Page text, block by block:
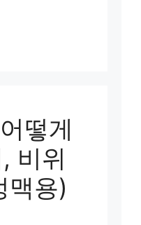
떻게
비위
맥용)